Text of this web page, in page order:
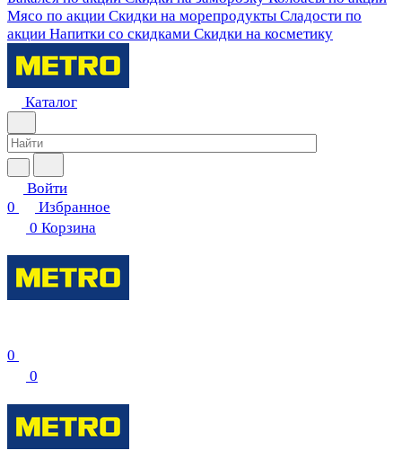
Мясо по акции Скидки на морепродукты Сладости по
акции Напитки со скидками Скидки на косметику
Каталог
Войти
0
Избранное
0 Корзина
0
0